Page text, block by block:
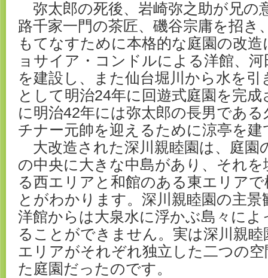
弥太郎の死後、岩崎弥之助が兄の
路千家一門の茶匠、磯谷宗庸を招き
もてなすために本格的な庭園の改
ョサイア・コンドルによる洋館、
を建設し、また仙台堀川から水を
として明治24年に回遊式庭園を完
に明治42年には弥太郎の長男であ
チナー元帥を迎えるために涼亭を建
大改造された深川親睦園は、庭園
の中央に大きな中島があり、それ
る西エリアと和館のある東エリア
とがわかります。深川親睦園の主
洋館からは大泉水に浮かぶ島々に
ることができません。実は深川親
エリアがそれぞれ独立した二つの
た庭園だったのです。